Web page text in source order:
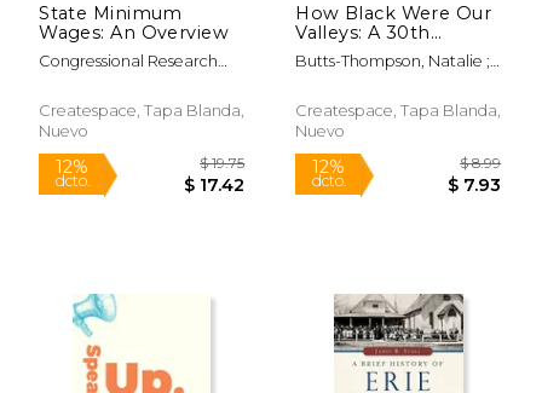
40%
dcto.
$ 263.68
$ 158.21
15%
State Minimum
Wages: An Overview
Congressional Research
Createspace, Tapa Blanda,
Nuevo
How Black Were Our
Valleys: A 30th
Commemoration of
the 1984/85 Miners'
Butts-Thompson, Natalie ;
Createspace, Tapa Blanda,
Nuevo